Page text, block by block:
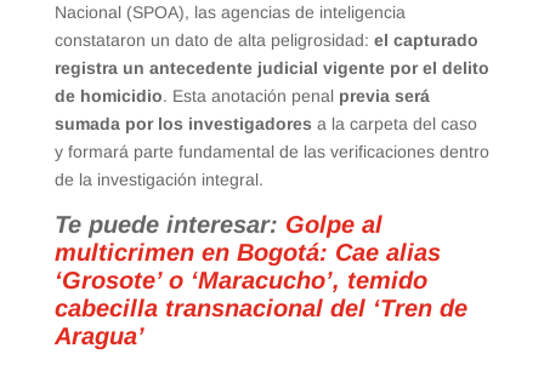
Nacional (SPOA), las agencias de inteligencia
constataron un dato de alta peligrosidad: el capturado
registra un antecedente judicial vigente por el delito
de homicidio. Esta anotación penal previa será
sumada por los investigadores a la carpeta del caso
y formará parte fundamental de las verificaciones dentro
de la investigación integral.
Te puede interesar: Golpe al
multicrimen en Bogotá: Cae alias
‘Grosote’ o ‘Maracucho’, temido
cabecilla transnacional del ‘Tren de
Aragua’